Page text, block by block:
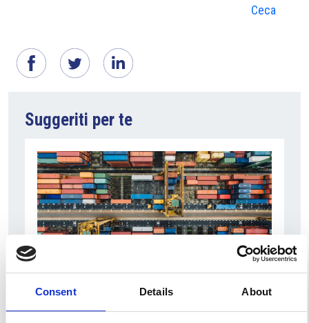
Consent Details About
Ceca
Suggeriti per te
6 Agosto 2026